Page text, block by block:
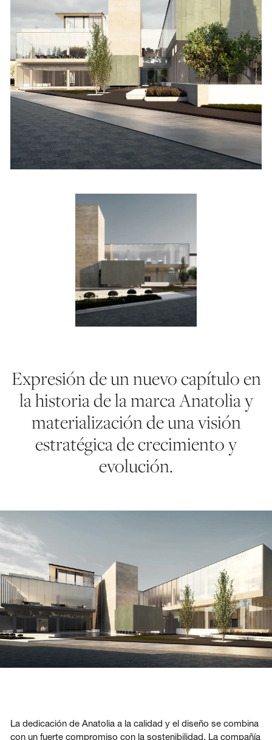
Expresión de un nuevo capítulo en
la historia de la marca Anatolia y
materialización de una visión
estratégica de crecimiento y
evolución.
La dedicación de Anatolia a la calidad y el diseño se combina
con un fuerte compromiso con la sostenibilidad. La compañía